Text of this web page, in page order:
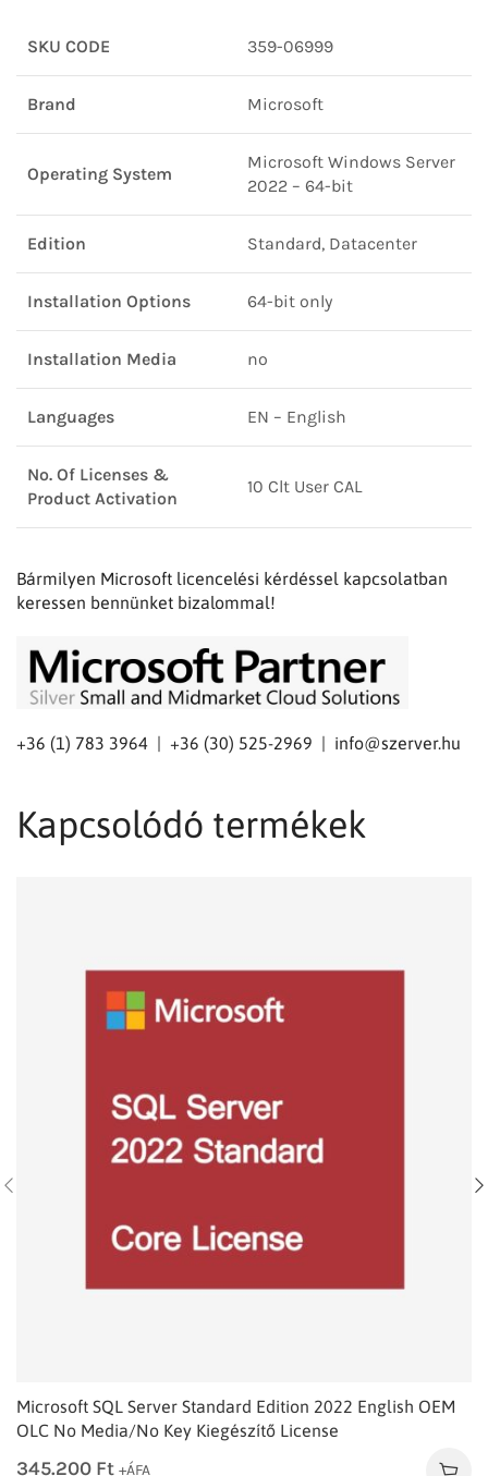
SKU CODE 359-06999
Brand Microsoft
Operating System
Microsoft Windows Server
2022 – 64-bit
Edition Standard, Datacenter
Installation Options 64-bit only
Installation Media no
Languages EN – English
No. Of Licenses &
Product Activation
10 Clt User CAL
Bármilyen Microsoft licencelési kérdéssel kapcsolatban
keressen bennünket bizalommal!
+36 (1) 783 3964 | +36 (30) 525-2969 | info@szerver.hu
Kapcsolódó termékek
Microsoft SQL Server Standard Edition 2022 English OEM
OLC No Media/No Key Kiegészítő License
345.200 Ft +ÁFA